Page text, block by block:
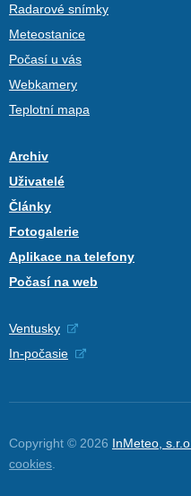
Radarové snímky
Meteostanice
Počasí u vás
Webkamery
Teplotní mapa
Archiv
Uživatelé
Články
Fotogalerie
Aplikace na telefony
Počasí na web
Ventusky
In-počasie
Copyright © 2026 InMeteo, s.r.o.
cookies